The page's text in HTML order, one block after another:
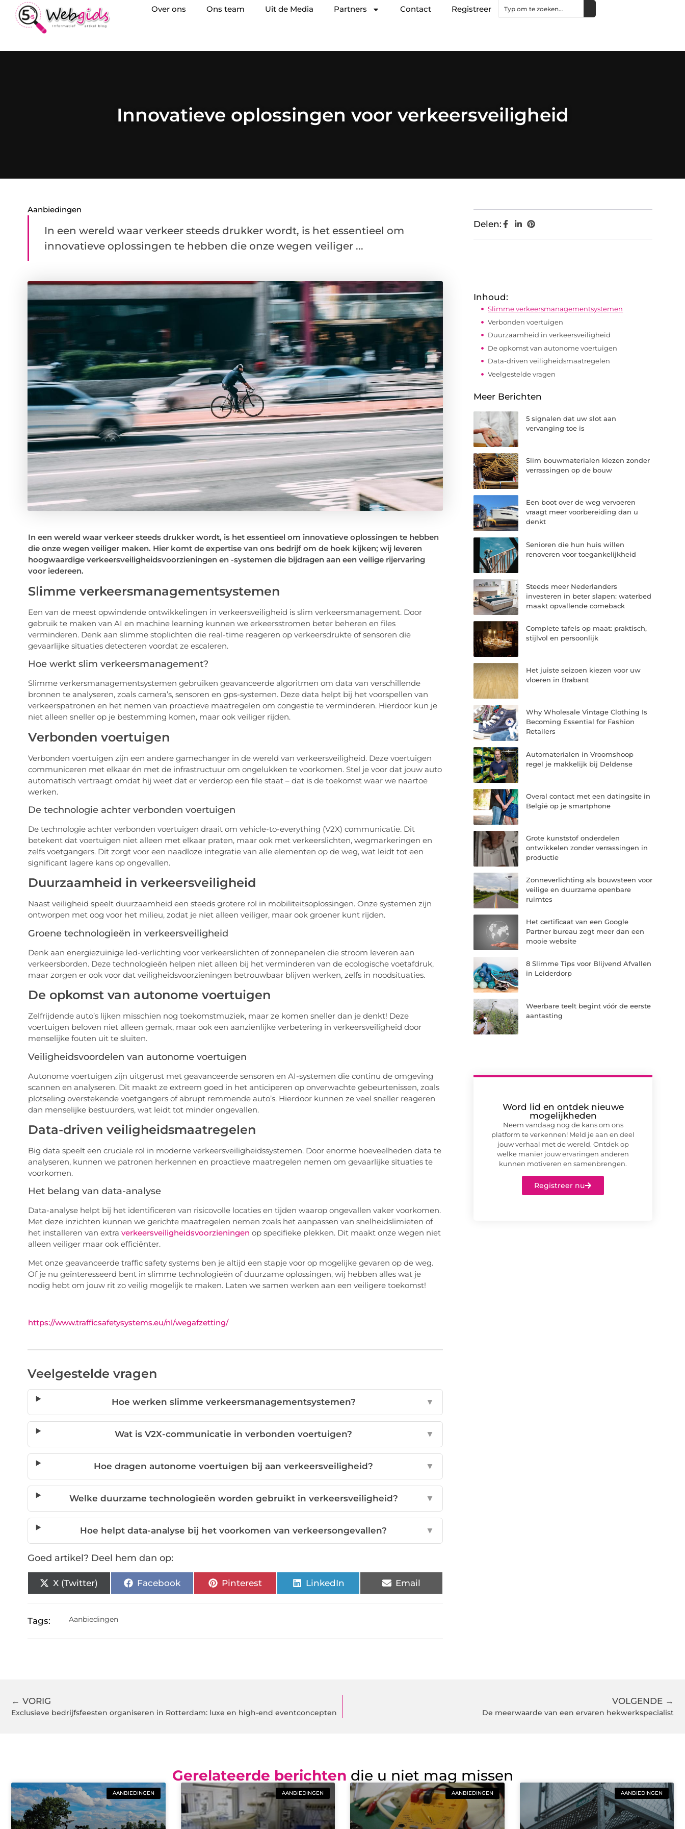
Over ons Ons team Uit de Media Partners Contact Registreer
Innovatieve oplossingen voor verkeersveiligheid
Aanbiedingen
In een wereld waar verkeer steeds drukker wordt, is het essentieel om
innovatieve oplossingen te hebben die onze wegen veiliger ...
In een wereld waar verkeer steeds drukker wordt, is het essentieel om innovatieve oplossingen te hebben
die onze wegen veiliger maken. Hier komt de expertise van ons bedrijf om de hoek kijken; wij leveren
hoogwaardige verkeersveiligheidsvoorzieningen en -systemen die bijdragen aan een veilige rijervaring
voor iedereen.
Slimme verkeersmanagementsystemen
Een van de meest opwindende ontwikkelingen in verkeersveiligheid is slim verkeersmanagement. Door
gebruik te maken van AI en machine learning kunnen we erkeersstromen beter beheren en files
verminderen. Denk aan slimme stoplichten die real-time reageren op verkeersdrukte of sensoren die
gevaarlijke situaties detecteren voordat ze escaleren.
Hoe werkt slim verkeersmanagement?
Slimme verkersmanagementsystemen gebruiken geavanceerde algoritmen om data van verschillende
bronnen te analyseren, zoals camera’s, sensoren en gps-systemen. Deze data helpt bij het voorspellen van
verkeerspatronen en het nemen van proactieve maatregelen om congestie te verminderen. Hierdoor kun je
niet alleen sneller op je bestemming komen, maar ook veiliger rijden.
Verbonden voertuigen
Verbonden voertuigen zijn een andere gamechanger in de wereld van verkeersveiligheid. Deze voertuigen
communiceren met elkaar én met de infrastructuur om ongelukken te voorkomen. Stel je voor dat jouw auto
automatisch vertraagt omdat hij weet dat er verderop een file staat – dat is de toekomst waar we naartoe
werken.
De technologie achter verbonden voertuigen
De technologie achter verbonden voertuigen draait om vehicle-to-everything (V2X) communicatie. Dit
betekent dat voertuigen niet alleen met elkaar praten, maar ook met verkeerslichten, wegmarkeringen en
zelfs voetgangers. Dit zorgt voor een naadloze integratie van alle elementen op de weg, wat leidt tot een
significant lagere kans op ongevallen.
Duurzaamheid in verkeersveiligheid
Naast veiligheid speelt duurzaamheid een steeds grotere rol in mobiliteitsoplossingen. Onze systemen zijn
ontworpen met oog voor het milieu, zodat je niet alleen veiliger, maar ook groener kunt rijden.
Groene technologieën in verkeersveiligheid
Denk aan energiezuinige led-verlichting voor verkeerslichten of zonnepanelen die stroom leveren aan
verkeersborden. Deze technologieën helpen niet alleen bij het verminderen van de ecologische voetafdruk,
maar zorgen er ook voor dat veiligheidsvoorzieningen betrouwbaar blijven werken, zelfs in noodsituaties.
De opkomst van autonome voertuigen
Zelfrijdende auto’s lijken misschien nog toekomstmuziek, maar ze komen sneller dan je denkt! Deze
voertuigen beloven niet alleen gemak, maar ook een aanzienlijke verbetering in verkeersveiligheid door
menselijke fouten uit te sluiten.
Veiligheidsvoordelen van autonome voertuigen
Autonome voertuigen zijn uitgerust met geavanceerde sensoren en AI-systemen die continu de omgeving
scannen en analyseren. Dit maakt ze extreem goed in het anticiperen op onverwachte gebeurtenissen, zoals
plotseling overstekende voetgangers of abrupt remmende auto’s. Hierdoor kunnen ze veel sneller reageren
dan menselijke bestuurders, wat leidt tot minder ongevallen.
Data-driven veiligheidsmaatregelen
Big data speelt een cruciale rol in moderne verkeersveiligheidssystemen. Door enorme hoeveelheden data te
analyseren, kunnen we patronen herkennen en proactieve maatregelen nemen om gevaarlijke situaties te
voorkomen.
Het belang van data-analyse
Data-analyse helpt bij het identificeren van risicovolle locaties en tijden waarop ongevallen vaker voorkomen.
Met deze inzichten kunnen we gerichte maatregelen nemen zoals het aanpassen van snelheidslimieten of
het installeren van extra verkeersveiligheidsvoorzieningen op specifieke plekken. Dit maakt onze wegen niet
alleen veiliger maar ook efficiënter.
Met onze geavanceerde traffic safety systems ben je altijd een stapje voor op mogelijke gevaren op de weg.
Of je nu geïnteresseerd bent in slimme technologieën of duurzame oplossingen, wij hebben alles wat je
nodig hebt om jouw rit zo veilig mogelijk te maken. Laten we samen werken aan een veiligere toekomst!
https://www.trafficsafetysystems.eu/nl/wegafzetting/
Veelgestelde vragen
Hoe werken slimme verkeersmanagementsystemen? ▼
Wat is V2X-communicatie in verbonden voertuigen? ▼
Hoe dragen autonome voertuigen bij aan verkeersveiligheid? ▼
Welke duurzame technologieën worden gebruikt in verkeersveiligheid? ▼
Hoe helpt data-analyse bij het voorkomen van verkeersongevallen? ▼
Goed artikel? Deel hem dan op:
X (Twitter) Facebook Pinterest LinkedIn Email
Tags: Aanbiedingen
Delen:
Inhoud:
Slimme verkeersmanagementsystemen
Verbonden voertuigen
Duurzaamheid in verkeersveiligheid
De opkomst van autonome voertuigen
Data-driven veiligheidsmaatregelen
Veelgestelde vragen
Meer Berichten
5 signalen dat uw slot aan
vervanging toe is
Slim bouwmaterialen kiezen zonder
verrassingen op de bouw
Een boot over de weg vervoeren
vraagt meer voorbereiding dan u
denkt
Senioren die hun huis willen
renoveren voor toegankelijkheid
Steeds meer Nederlanders
investeren in beter slapen: waterbed
maakt opvallende comeback
Complete tafels op maat: praktisch,
stijlvol en persoonlijk
Het juiste seizoen kiezen voor uw
vloeren in Brabant
Why Wholesale Vintage Clothing Is
Becoming Essential for Fashion
Retailers
Automaterialen in Vroomshoop
regel je makkelijk bij Deldense
Overal contact met een datingsite in
België op je smartphone
Grote kunststof onderdelen
ontwikkelen zonder verrassingen in
productie
Zonneverlichting als bouwsteen voor
veilige en duurzame openbare
ruimtes
Het certificaat van een Google
Partner bureau zegt meer dan een
mooie website
8 Slimme Tips voor Blijvend Afvallen
in Leiderdorp
Weerbare teelt begint vóór de eerste
aantasting
Word lid en ontdek nieuwe
mogelijkheden
Neem vandaag nog de kans om ons
platform te verkennen! Meld je aan en deel
jouw verhaal met de wereld. Ontdek op
welke manier jouw ervaringen anderen
kunnen motiveren en samenbrengen.
Registreer nu
← VORIG
Exclusieve bedrijfsfeesten organiseren in Rotterdam: luxe en high-end eventconcepten
VOLGENDE →
De meerwaarde van een ervaren hekwerkspecialist
Gerelateerde berichten die u niet mag missen
AANBIEDINGEN AANBIEDINGEN AANBIEDINGEN AANBIEDINGEN